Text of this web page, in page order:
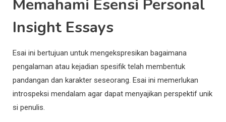
Memahami Esensi Personal
Insight Essays
Esai ini bertujuan untuk mengekspresikan bagaimana
pengalaman atau kejadian spesifik telah membentuk
pandangan dan karakter seseorang. Esai ini memerlukan
introspeksi mendalam agar dapat menyajikan perspektif unik
si penulis.